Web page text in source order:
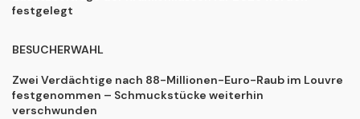
festgelegt
BESUCHERWAHL
Zwei Verdächtige nach 88-Millionen-Euro-Raub im Louvre
festgenommen – Schmuckstücke weiterhin
verschwunden